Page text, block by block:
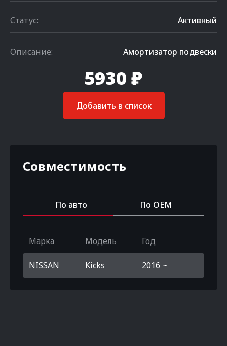
Статус: Активный
Описание: Амортизатор подвески
5930 ₽
Добавить в список
Совместимость
По авто По OEM
Марка Модель Год
NISSAN Kicks 2016 ~